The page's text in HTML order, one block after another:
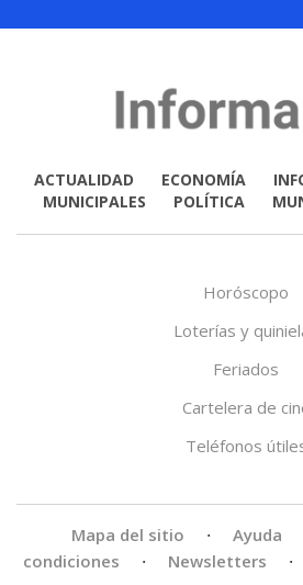
ACTUALIDAD ECONOMÍA
MUNICIPALES
POLÍTICA
Horóscopo
Loterías y
Feriados
Cartelera de
Teléfonos
Mapa del sitio · Ayuda
condiciones
· Newsletters ·